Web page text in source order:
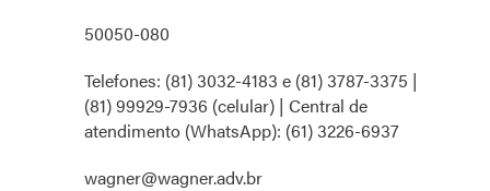
50050-080
Telefones: (81) 3032-4183 e (81) 3787-3375 |
(81) 99929-7936 (celular) | Central de
atendimento (WhatsApp): (61) 3226-6937
wagner@wagner.adv.br